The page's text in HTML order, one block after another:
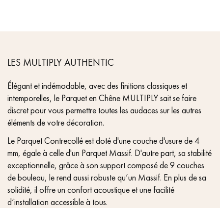
LES MULTIPLY AUTHENTIC
Élégant et indémodable, avec des finitions classiques et
intemporelles, le Parquet en Chêne MULTIPLY sait se faire
discret pour vous permettre toutes les audaces sur les autres
éléments de votre décoration.
Le Parquet Contrecollé est doté d'une couche d'usure de 4
mm, égale à celle d'un Parquet Massif. D'autre part, sa stabilité
exceptionnelle, grâce à son support composé de 9 couches
de bouleau, le rend aussi robuste qu’un Massif. En plus de sa
solidité, il offre un confort acoustique et une facilité
d’installation accessible à tous.